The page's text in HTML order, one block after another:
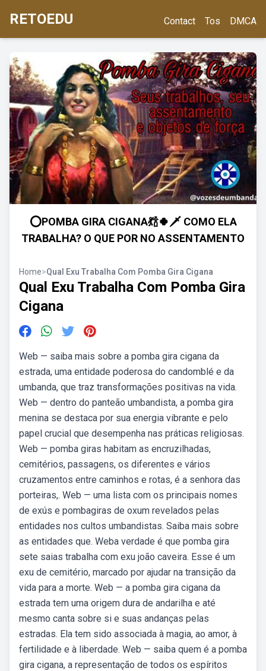
RETOEDU Contact Tos DMCA
⭕POMBA GIRA CIGANA💃🍾🍀🗡️ COMO ELA
TRABALHA? O QUE POR NO ASSENTAMENTO
Home>Qual Exu Trabalha Com Pomba Gira Cigana
Qual Exu Trabalha Com Pomba Gira
Cigana
Web — saiba mais sobre a pomba gira cigana da
estrada, uma entidade poderosa do candomblé e da
umbanda, que traz transformações positivas na vida.
Web — dentro do panteão umbandista, a pomba gira
menina se destaca por sua energia vibrante e pelo
papel crucial que desempenha nas práticas religiosas.
Web — pomba giras habitam as encruzilhadas,
cemitérios, passagens, os diferentes e vários
cruzamentos entre caminhos e rotas, é a senhora das
porteiras,. Web — uma lista com os principais nomes
de exús e pombagiras de oxum revelados pelas
entidades nos cultos umbandistas. Saiba mais sobre
as entidades que. Weba verdade é que pomba gira
sete saias trabalha com exu joão caveira. Esse é um
exu de cemitério, marcado por ajudar na transição da
vida para a morte. Web — a pomba gira cigana da
estrada tem uma origem dura de andarilha e até
mesmo canta sobre si e suas andanças pelas
estradas. Ela tem sido associada à magia, ao amor, à
fertilidade e à liberdade. Web — saiba quem é a pomba
gira cigana, a representação de todos os espíritos